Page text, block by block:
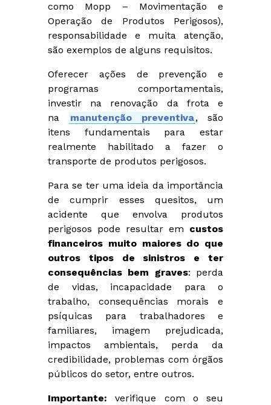
como Mopp – Movimentação e
Operação de Produtos Perigosos),
responsabilidade e muita atenção,
são exemplos de alguns requisitos.
Oferecer ações de prevenção e
programas comportamentais,
investir na renovação da frota e
na
manutenção preventiva, são
itens fundamentais para estar
realmente habilitado a fazer o
transporte de produtos perigosos.
Para se ter uma ideia da importância
de cumprir esses quesitos, um
acidente que envolva produtos
perigosos pode resultar em custos
financeiros muito maiores do que
outros tipos de sinistros e ter
consequências bem graves: perda
de vidas, incapacidade para o
trabalho, consequências morais e
psíquicas para trabalhadores e
familiares, imagem prejudicada,
impactos ambientais, perda da
credibilidade, problemas com órgãos
públicos do setor, entre outros.
Importante:verifique com o seu